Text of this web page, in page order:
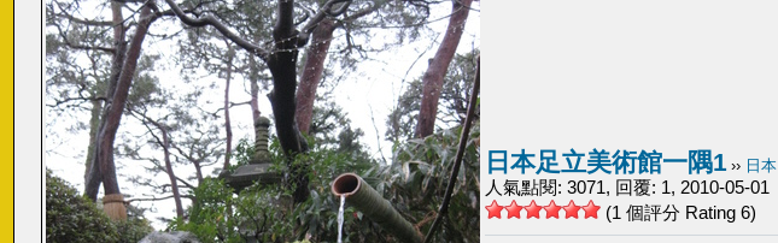
日本足立美術館一隅1 ›› 日本
人氣點閱: 3071, 回覆: 1, 2010-05-01
(1 個評分 Rating 6)